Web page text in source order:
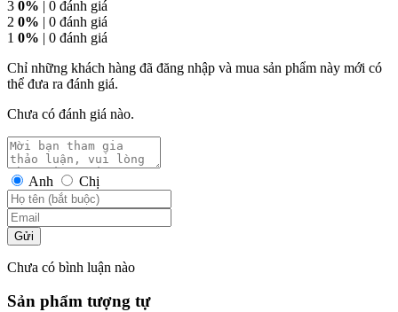
3 0% | 0 đánh giá
2 0% | 0 đánh giá
1 0% | 0 đánh giá
Chỉ những khách hàng đã đăng nhập và mua sản phẩm này mới có
thể đưa ra đánh giá.
Chưa có đánh giá nào.
Anh Chị
Gửi
Chưa có bình luận nào
Sản phẩm tượng tự